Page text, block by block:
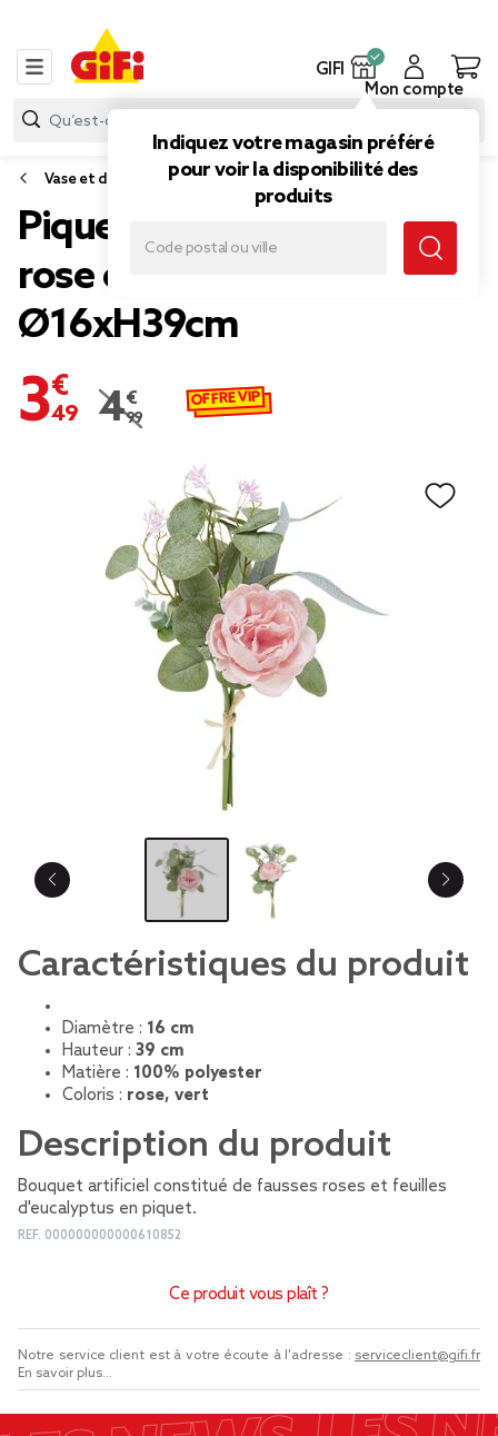
GIFI
Indiquez votre magasin préféré
pour voir la disponibilité des
produits
Mon compte
Vase et déco florale
Piquet fleur artificielle
rose et eucalyptus
Ø16xH39cm
3,49 €
Prix remisé de 4,99 € à 3,49 €
4,99 € OFFRE VIP
Caractéristiques du produit
Diamètre : 16 cm
Hauteur : 39 cm
Matière : 100% polyester
Coloris : rose, vert
Description du produit
Bouquet artificiel constitué de fausses roses et feuilles
d'eucalyptus en piquet.
REF. 000000000000610852
Ce produit vous plaît ?
Notre service client est à votre écoute à l'adresse : serviceclient@gifi.fr
En savoir plus...